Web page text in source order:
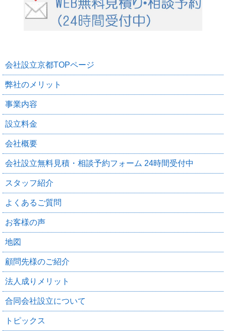
会社設立京都TOPページ
弊社のメリット
事業内容
設立料金
会社概要
会社設立無料見積・相談予約フォーム 24時間受付中
スタッフ紹介
よくあるご質問
お客様の声
地図
顧問先様のご紹介
法人成りメリット
合同会社設立について
トピックス